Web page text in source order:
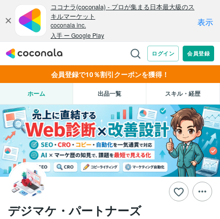
会員登録で10％割引クーポンを獲得！
ホーム 出品一覧 スキル・経歴
デジマケ・パートナーズ